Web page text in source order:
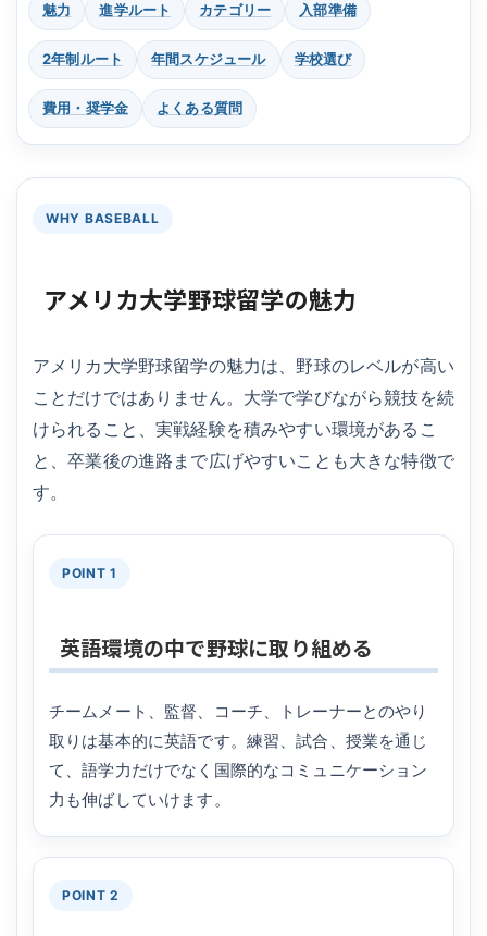
魅力 進学ルート カテゴリー 入部準備
2年制ルート 年間スケジュール 学校選び
費用・奨学金 よくある質問
WHY BASEBALL
アメリカ大学野球留学の魅力
アメリカ大学野球留学の魅力は、野球のレベルが高い
ことだけではありません。大学で学びながら競技を続
けられること、実戦経験を積みやすい環境があるこ
と、卒業後の進路まで広げやすいことも大きな特徴で
す。
POINT 1
英語環境の中で野球に取り組める
チームメート、監督、コーチ、トレーナーとのやり
取りは基本的に英語です。練習、試合、授業を通じ
て、語学力だけでなく国際的なコミュニケーション
力も伸ばしていけます。
POINT 2